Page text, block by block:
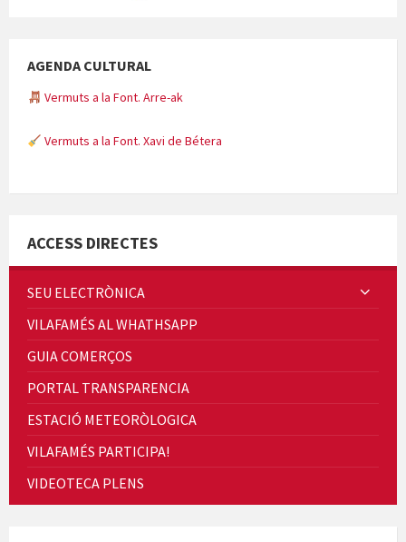
AGENDA CULTURAL
Vermuts a la Font. Arre-ak
Vermuts a la Font. Xavi de Bétera
Quintà Culroja
Cicle de Cine i Dones rurals
ACCESS DIRECTES
SEU ELECTRÒNICA
VILAFAMÉS AL WHATHSAPP
GUIA COMERÇOS
PORTAL TRANSPARENCIA
ESTACIÓ METEORÒLOGICA
VILAFAMÉS PARTICIPA!
VIDEOTECA PLENS